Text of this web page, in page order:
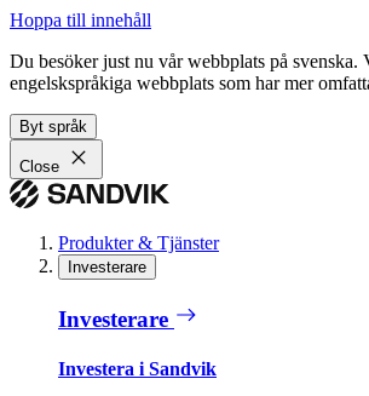
Hoppa till innehåll
Du besöker just nu vår webbplats på
engelskspråkiga webbplats som har mer
Byt språk
Close
Produkter & Tjänster
Investerare
Investerare
Investera i Sandvik